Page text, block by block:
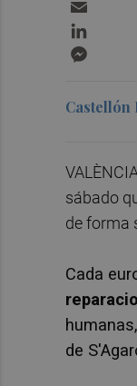
Castellón
sábado
de forma
Cada
de